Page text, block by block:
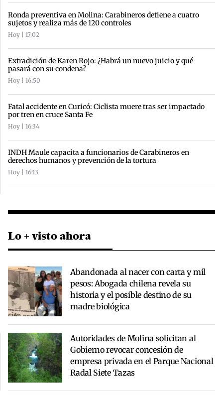
Ronda preventiva en Molina: Carabineros detiene a cuatro
sujetos y realiza más de 120 controles
Hoy | 17:02
Extradición de Karen Rojo: ¿Habrá un nuevo juicio y qué
pasará con su condena?
Hoy | 16:50
Fatal accidente en Curicó: Ciclista muere tras ser impactado
por tren en cruce Santa Fe
Hoy | 16:34
INDH Maule capacita a funcionarios de Carabineros en
derechos humanos y prevención de la tortura
Hoy | 16:13
Lo + visto ahora
Abandonada al nacer con carta y mil
pesos: Abogada chilena revela su
historia y el posible destino de su
madre biológica
Autoridades de Molina solicitan al
Gobierno revocar concesión de
empresa privada en el Parque Nacional
Radal Siete Tazas